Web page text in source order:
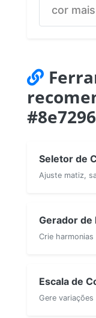
cor
#8e7296
Seletor de
Ajuste matiz,
Gerador de
Crie
Escala de
Gere